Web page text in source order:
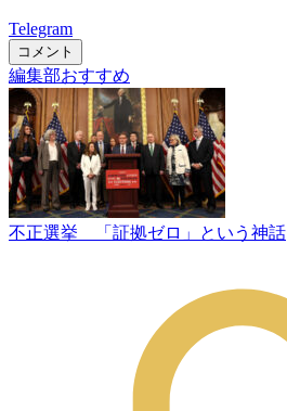
Telegram
コメント
編集部おすすめ
不正選挙 「証拠ゼロ」という神話